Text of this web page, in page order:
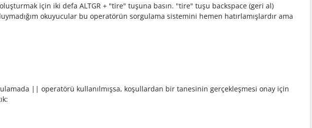
için iki defa ALTGR + "tire" tuşuna basın. "tire" tuşu backspace (geri al)
okuyucular bu operatörün sorgulama sistemini hemen hatırlamışlardır ama
|| operatörü kullanılmışsa, koşullardan bir tanesinin gerçekleşmesi onay için